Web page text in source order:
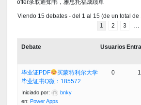
offer录取通知书，雅思托福成绩单
Viendo 15 debates - del 1 al 15 (de un total de
1
2 3 …
Debate Usuarios
毕业证PDF
买蒙特利尔大学
毕业证书Q微：185572
Iniciado por:
bnky
en: Power Apps
0 1